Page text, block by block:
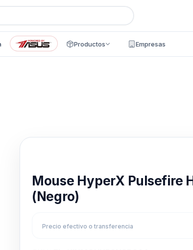
Productos Empresas
Mouse HyperX Pulsefire
(Negro)
Precio efectivo o transferencia